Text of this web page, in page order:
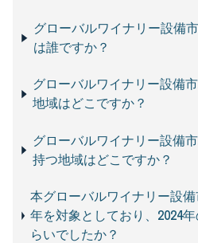
グローバルワイナリー設備
は誰ですか？
グローバルワイナリー設備
地域はどこですか？
グローバルワイナリー設備
持つ地域はどこですか？
本グローバルワイナリー設
年を対象としており、2024
らいでしたか？